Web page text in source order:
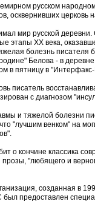
русском
осквернивших церковь
мир русской
этапы ХХ века,
болезнь писателя
Белова - в
в пятницу в
писатель
с диагнозом
и тяжелой болезни
"лучшим венком" на
о кончине классика
прозы, "любящего и
созданная в
был предоставлен